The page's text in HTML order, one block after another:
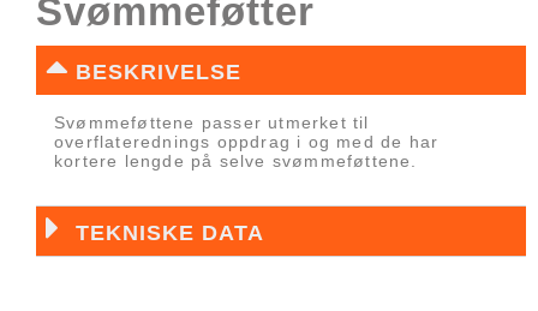
Svømmeføtter
BESKRIVELSE
Svømmeføttene passer utmerket til
overflaterednings oppdrag i og med de har
kortere lengde på selve svømmeføttene.
TEKNISKE DATA